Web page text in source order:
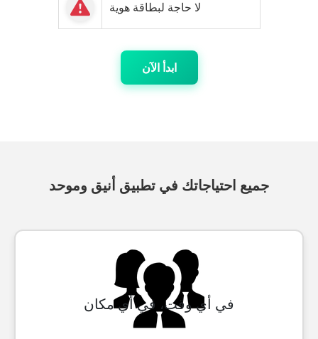
لا حاجة لبطاقة هوية
ابدأ الآن
جميع احتياجاتك في تطبيق أنيق وموحد
في أي وقت، في أي مكان